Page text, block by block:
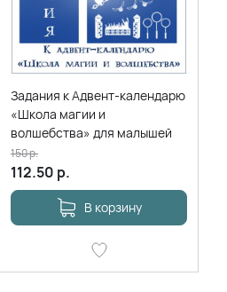
Задания к Адвент-календарю
«Школа магии и
волшебства» для малышей
112.50 р.
150р.
В корзину